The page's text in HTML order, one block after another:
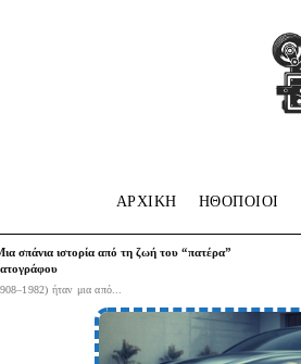
ΑΡΧΙΚΗ HΘΟΠΟΙΟΙ
σπάνια ιστορία από τη ζωή του “πατέρα”
ήταν μια από...